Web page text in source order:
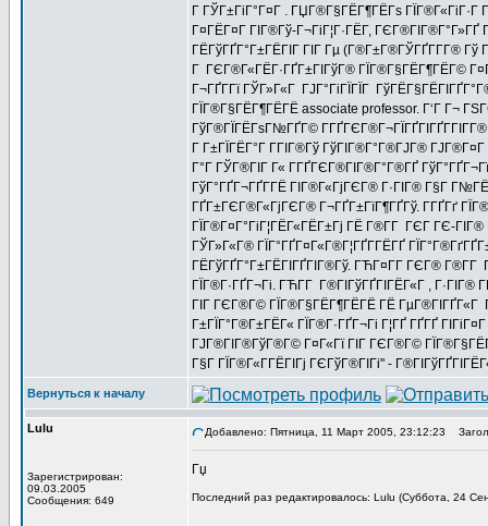
Г ГЎГ±ГіГ°Г¤Г . ГЏГ®Г§ГЁГ¶ГЁГѕ
Г¤ГЁГ¤Г ГІГ®Гў-Г¬ГіГ¦Г·ГЁГ­,
ГЁГўГҐГ°Г±ГЁГІГ ГІГ Гµ (Г®Г±Г®ГЎГҐГ­Г­Г® Гў
Г ГЄГ®Г«ГЁГ·ГҐГ±ГІГўГ® ГЇГ®Г§ГЁГ¶ГЁГ©
Г¬ГҐГ­Гї ГЎГ»Г«Г ГЈГ°ГіГЇГЇГ
ГЇГ®Г§ГЁГ¶ГЁГЁ associate professor. Г‘Г Г¬
ГўГ®ГЇГЁГѕГ№ГҐГ©
Г Г±ГЇГЁГ°Г Г­ГІГ®Гў ГўГІГ®Г°Г®ГЈГ®
Г°Г ГЎГ®ГІГ Г« Г­ГҐГЄГ®ГІГ®Г°Г®ГҐ
ГўГ°ГҐГ¬ГҐГ­ГЁ ГІГ®Г«ГјГЄГ® Г·ГІГ® Г§Г
ГҐГ±ГЄГ®Г«ГјГЄГ® Г¬ГҐГ±ГїГ¶ГҐГў. ГГҐГґ
ГЇГ®Г¤Г°ГіГ¦ГЁГ«ГЁГ±Гј ГЁ Г®Г­Г ГЄГ ГЄ-
ГЎГ»Г«Г® ГЇГ°ГҐГ¤Г«Г®Г¦ГҐГ­ГЁГҐ
ГЁГўГҐГ°Г±ГЁГІГҐГІГ®Гў. ГЋГ¤Г­Г ГЄГ® Г®Г­Г
ГЇГ®Г·ГҐГ¬Гі. ГЋГ­Г Г®ГІГўГҐГІГЁГ«Г ,
ГІГ ГЄГ®Г© ГЇГ®Г§ГЁГ¶ГЁГЁ ГЁ ГµГ®ГІГҐГ«Г
Г±ГЇГ°Г®Г±ГЁГ« ГЇГ®Г·ГҐГ¬Гі Г¦ГҐ ГҐГҐ
ГЈГ®ГІГ®ГўГ®Г© Г¤Г«Гї ГІГ ГЄГ®Г©
Г§Г ГЇГ®Г«Г­ГЁГІГј ГЄГўГ®ГІГі" -
Вернуться к началу
Lulu
Зарегистрирован:
09.03.2005
Сообщения: 649
Добавлено: Пятница, 11 Март 2005, 23:12:23
Гџ
Последний раз редактировалось: Lulu (Суббота, 24